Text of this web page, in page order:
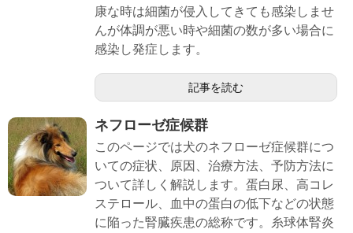
康な時は細菌が侵入してきても感染しませ
んが体調が悪い時や細菌の数が多い場合に
感染し発症します。
記事を読む
ネフローゼ症候群
このページでは犬のネフローゼ症候群につ
いての症状、原因、治療方法、予防方法に
ついて詳しく解説します。蛋白尿、高コレ
ステロール、血中の蛋白の低下などの状態
に陥った腎臓疾患の総称です。糸球体腎炎